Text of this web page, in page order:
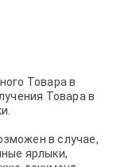
Товара в
Товара в
в случае,
ярлыки,